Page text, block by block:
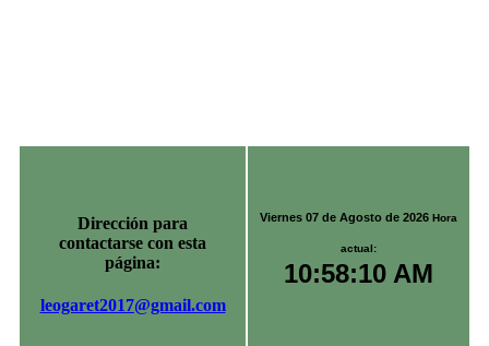
Dirección para
contactarse con esta
página:
leogaret2017@gmail.com
Viernes 07 de Agosto de 2026 Hora
actual:
10:58:10 AM